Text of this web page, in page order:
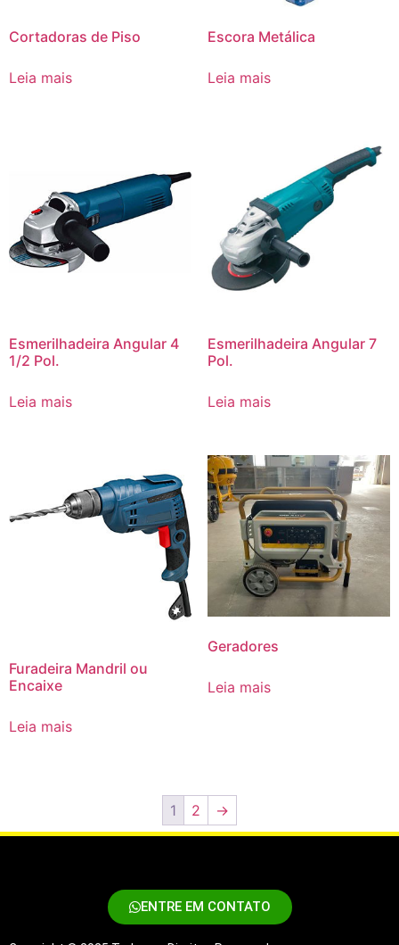
Cortadoras de Piso
Leia mais
Escora Metálica
Leia mais
Esmerilhadeira Angular 4
1/2 Pol.
Leia mais
Esmerilhadeira Angular 7
Pol.
Leia mais
Furadeira Mandril ou
Encaixe
Leia mais
Geradores
Leia mais
1 2 →
ENTRE EM CONTATO